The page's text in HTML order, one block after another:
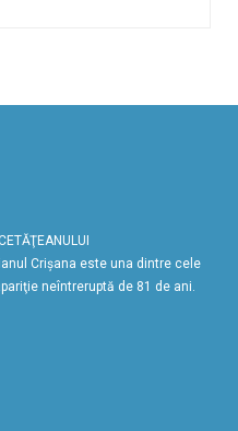
Crişana este una dintre cele
neîntreruptă de 81 de ani.